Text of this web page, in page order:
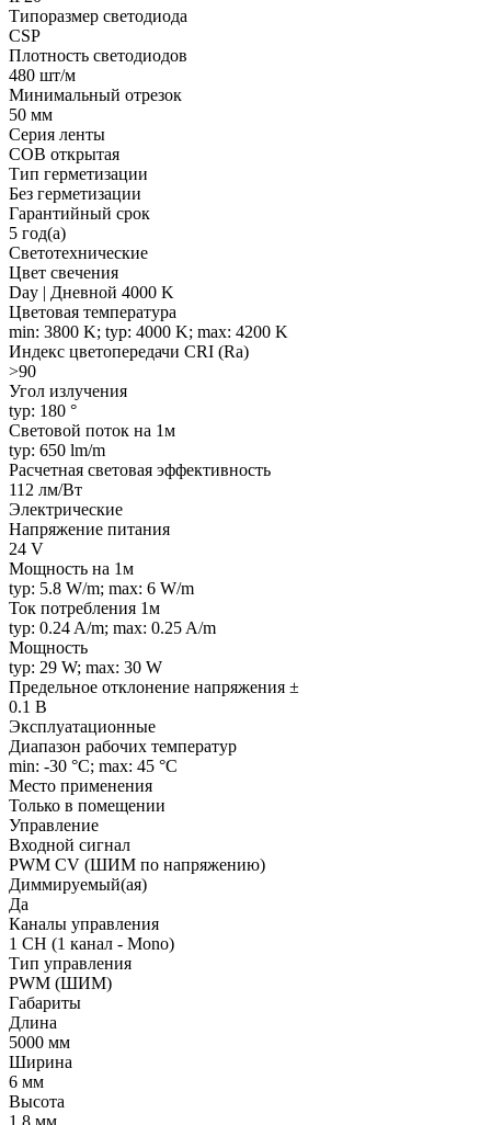
Типоразмер светодиода
CSP
Плотность светодиодов
480 шт/м
Минимальный отрезок
50 мм
Серия ленты
COB открытая
Тип герметизации
Без герметизации
Гарантийный срок
5 год(а)
Светотехнические
Цвет свечения
Day | Дневной 4000 K
Цветовая температура
min: 3800 K; typ: 4000 K; max: 4200 K
Индекс цветопередачи CRI (Ra)
>90
Угол излучения
typ: 180 °
Световой поток на 1м
typ: 650 lm/m
Расчетная световая эффективность
112 лм/Вт
Электрические
Напряжение питания
24 V
Мощность на 1м
typ: 5.8 W/m; max: 6 W/m
Ток потребления 1м
typ: 0.24 A/m; max: 0.25 A/m
Мощность
typ: 29 W; max: 30 W
Предельное отклонение напряжения ±
0.1 В
Эксплуатационные
Диапазон рабочих температур
min: -30 °C; max: 45 °C
Место применения
Только в помещении
Управление
Входной сигнал
PWM СV (ШИМ по напряжению)
Диммируемый(ая)
Да
Каналы управления
1 CH (1 канал - Mono)
Тип управления
PWM (ШИМ)
Габариты
Длина
5000 мм
Ширина
6 мм
Высота
1.8 мм